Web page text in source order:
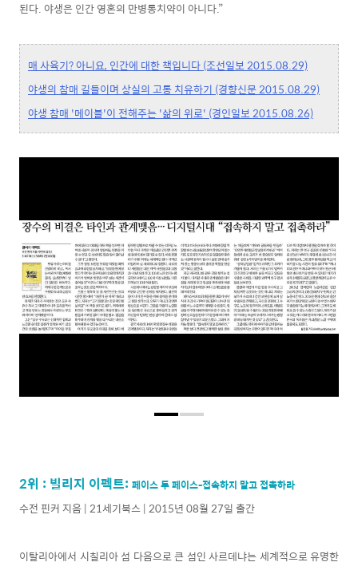
된다. 야생은 인간 영혼의 만병통치약이 아니다.”
매 사육기? 아니요, 인간에 대한 책입니다 (조선일보 2015.08.29)
야생의 참매 길들이며 상실의 고통 치유하기 (경향신문 2015.08.29)
야생 참매 '메이블'이 전해주는 '삶의 위로' (경인일보 2015.08.26)
2위 : 빌리지 이펙트: 페이스 투 페이스-접속하지 말고 접촉하라
수전 핀커 지음 | 21세기북스 | 2015년 08월 27일 출간
이탈리아에서 시칠리아 섬 다음으로 큰 섬인 사르데냐는 세계적으로 유명한